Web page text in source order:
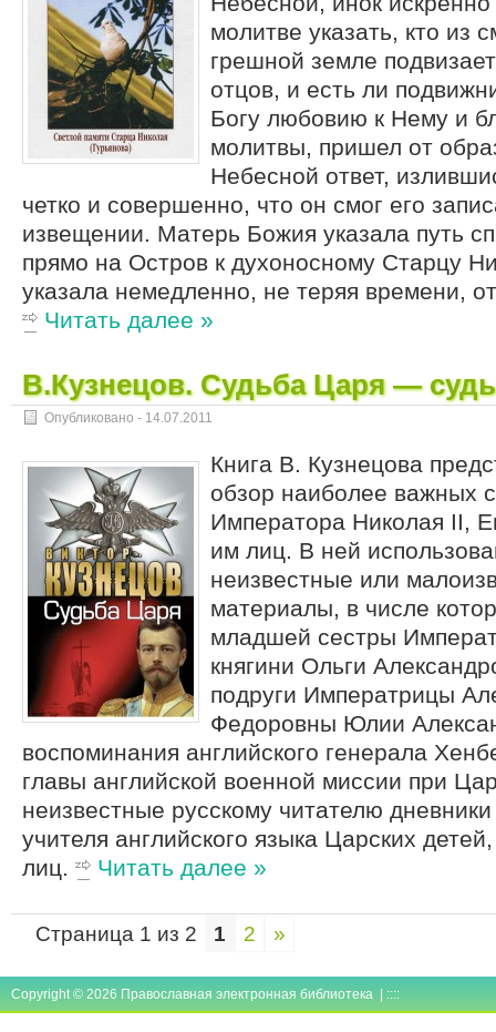
молитве указать, кто из
грешной земле
отцов, и есть ли
Богу любовию к Нему и
молитвы, пришел от
Небесной ответ,
четко и совершенно, что он смог его
извещении. Матерь Божия указала путь
прямо на Остров к духоносному Старцу
указала немедленно, не теряя времени,
Читать далее »
В.Кузнецов. Судьба Царя —
Опубликовано - 14.07.2011
Книга В. Кузнецова
обзор наиболее важных
Императора Николая II,
им лиц. В ней
неизвестные или
материалы, в числе
младшей сестры
княгини Ольги
подруги Императрицы
Федоровны Юлии
воспоминания английского генерала
главы английской военной миссии при
неизвестные русскому читателю
учителя английского языка Царских
лиц.
Читать далее »
Страница 1 из 2 1 2 »
Copyright © 2026 Православная электронная библиотека | ::::